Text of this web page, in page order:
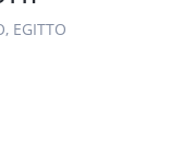
EGITTO